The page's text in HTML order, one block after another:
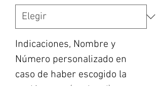
Indicaciones, Nombre y
Número personalizado en
caso de haber escogido la
opción, etc... (opcional)